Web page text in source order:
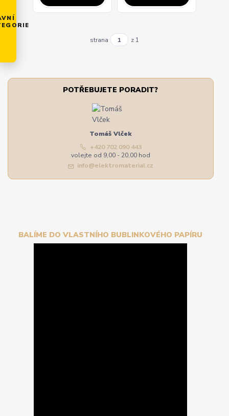
strana z 1
POTŘEBUJETE PORADIT?
Tomáš Vlček
+420 702 090 443
volejte od 9,00 - 20,00 hod
info@elektromaterial.cz
BALÍME DO VLASTNÍHO BUBLINKOVÉHO PAPÍRU